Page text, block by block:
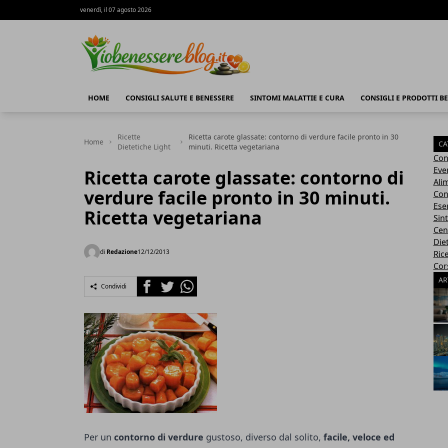
venerdì, il 07 agosto 2026
HOME CONSIGLI SALUTE E BENESSERE SINTOMI MALATTIE E CURA CONSIGLI E PRODOTTI
Home
Ricette
Dietetiche Light
Ricetta carote glassate: contorno di verdure facile pronto in 30
minuti. Ricetta vegetariana
Ricetta carote glassate: contorno di
verdure facile pronto in 30 minuti.
Ricetta vegetariana
di Redazione12/12/2013
Condividi FacebookTwitterWhatsapp
Per un contorno di verdure gustoso, diverso dal solito, facile, veloce ed